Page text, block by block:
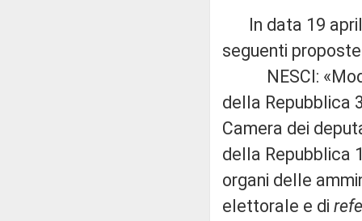
In data 19
seguenti
NESCI:
della Repubblica
Camera dei
della Repubblica
organi delle
elettorale e di